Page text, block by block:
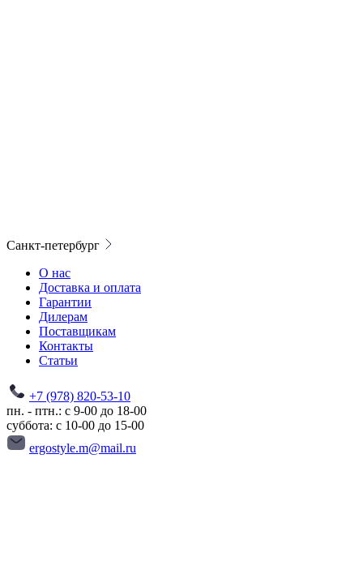
Санкт-петербург
О нас
Доставка и оплата
Гарантии
Дилерам
Поставщикам
Контакты
Статьи
+7 (978) 820-53-10
пн. - птн.: с 9-00 до 18-00
суббота: с 10-00 до 15-00
ergostyle.m@mail.ru